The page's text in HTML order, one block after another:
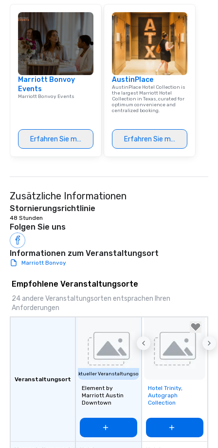
Marriott Bonvoy
Events
Marriott Bonvoy Events
Erfahren Sie mehr
AustinPlace
AustinPlace Hotel Collection is
the largest Marriott Hotel
Collection in Texas, curated for
optimum convenience and
centralized booking.
Erfahren Sie mehr
Zusätzliche Informationen
Stornierungsrichtlinie
48 Stunden
Folgen Sie uns
Informationen zum Veranstaltungsort
Marriott Bonvoy
Empfohlene Veranstaltungsorte
24 andere Veranstaltungsorten entsprachen Ihren
Anforderungen
Veranstaltungsort
Aktueller Veranstaltungsort
Element by
Marriott Austin
Downtown
Removed from
favorites
Hotel Trinity,
Autograph
Collection